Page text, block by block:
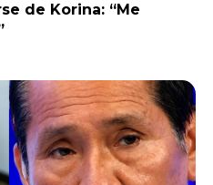
de Korina: “Me